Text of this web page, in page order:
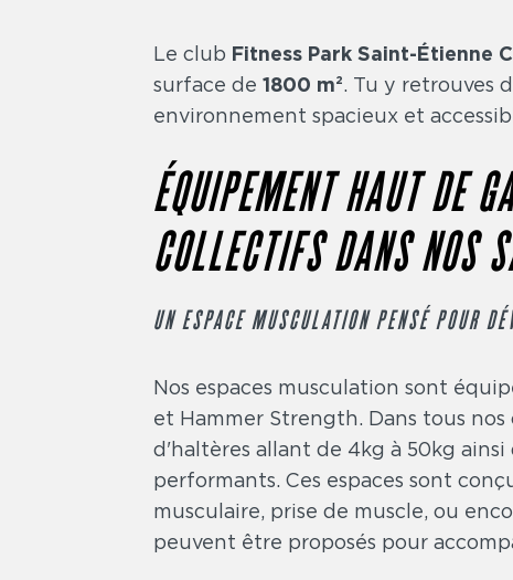
Le club Fitness Park Saint-Étienne
surface de1800 m². Tu y retrouves
environnement spacieux et
ÉQUIPEMENT HAUT DE
COLLECTIFS DANS NOS
UN ESPACE MUSCULATION PENSÉ POUR
Nos espaces musculation sont
et Hammer Strength. Dans tous
d'haltères allant de 4kg à 50kg
performants. Ces espaces sont
musculaire, prise de muscle, ou
peuvent être proposés pour